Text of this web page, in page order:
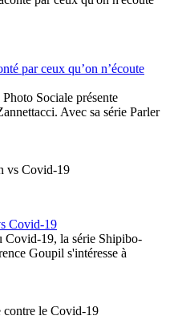
par ceux qu’on n’écoute
Sociale présente
Avec sa série Parler
Covid-19
Covid-19, la série Shipibo-
Goupil s'intéresse à